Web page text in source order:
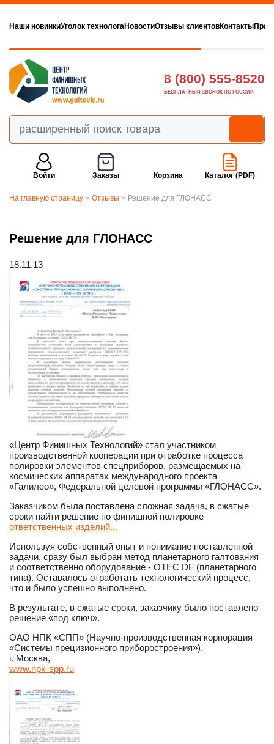
Наши новинкиУголок технологаНовостиОтзывы клиентовКонтакты
8 (800) 555-8520
БЕСПЛАТНЫЙ ЗВОНОК ПО РОССИИ
Войти Заказы Корзина Каталог (PDF)
На главную страницу > Отзывы > Решение для ГЛОНАСС
Решение для ГЛОНАСС
18.11.13
«Центр Финишных Технологий» стал участником
производственной кооперации при отработке процесса
полировки элементов спецприборов, размещаемых на
космических аппаратах международного проекта
«Галилео», Федеральной целевой программы «ГЛОНАСС».
Заказчиком была поставлена сложная задача, в сжатые
сроки найти решение по финишной полировке
ответственных изделий...
Используя собственный опыт и понимание поставленной
задачи, сразу был выбран метод планетарного галтования
и соответственно оборудование - ОТЕС DF (планетарного
типа). Оставалось отработать технологический процесс,
что и было успешно выполнено.
В результате, в сжатые сроки, заказчику было поставлено
решение «под ключ».
ОАО НПК «СПП» (Научно-производственная корпорация
«Системы прецизионного приборостроения»),
г. Москва,
www.npk-spp.ru